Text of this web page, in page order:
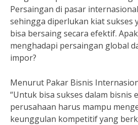
Persaingan di pasar
sehingga diperlukan kiat sukses
bisa bersaing secara efektif.
menghadapi persaingan global
impor?
Menurut Pakar Bisnis
“Untuk bisa sukses dalam bisnis
perusahaan harus mampu
keunggulan kompetitif yang